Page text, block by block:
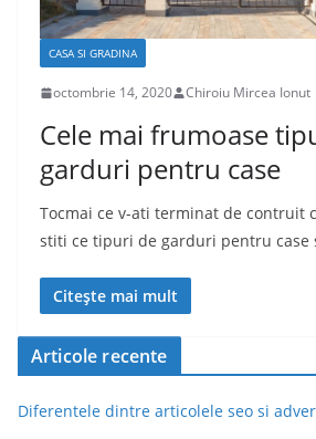
CASA SI GRADINA
octombrie 14, 2020 Chiroiu Mircea Ionut
Cele mai frumoase
garduri pentru case
Tocmai ce v-ati terminat de contruit
stiti ce tipuri de garduri pentru case
Citește mai mult
Articole recente
Diferentele dintre articolele seo si